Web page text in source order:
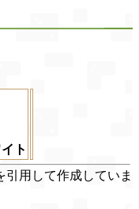
ト
用して作成していま